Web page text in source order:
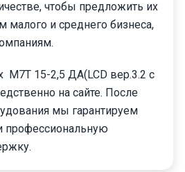
чтобы предложить их
малого и среднего бизнеса,
М7Т 15-2,5 ДА(LCD вер.3.2 с
на сайте. После
мы гарантируем
профессиональную